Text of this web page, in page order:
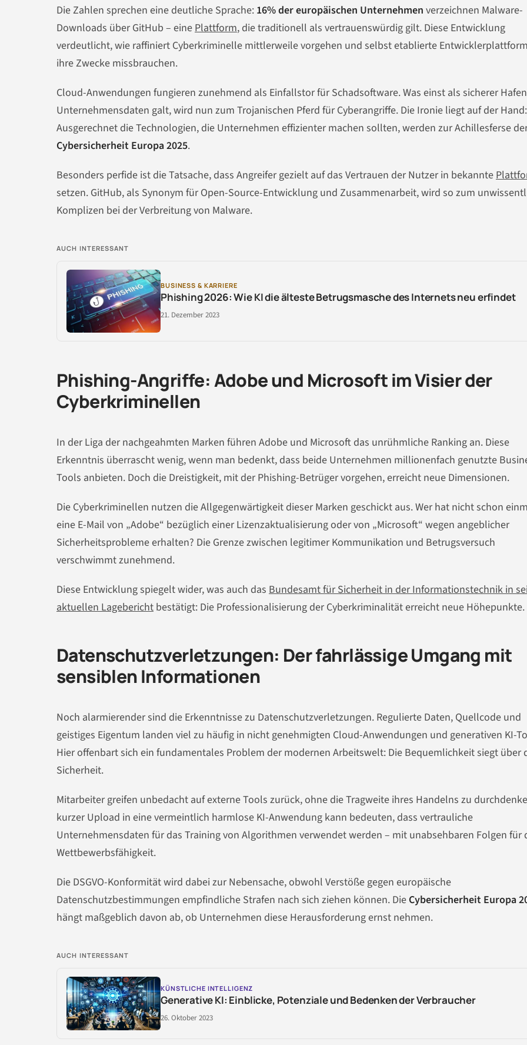
Die Zahlen sprechen eine deutliche Sprache: 16% der europäischen Unternehmen verzeichnen Malware-
Downloads über GitHub – einePlattform, die traditionell als vertrauenswürdig gilt. Diese Entwicklung
verdeutlicht, wie raffiniert Cyberkriminelle mittlerweile vorgehen und selbst etablierte
ihre Zwecke missbrauchen.
Cloud-Anwendungen fungieren zunehmend als Einfallstor für Schadsoftware. Was einst als sicherer
Unternehmensdaten galt, wird nun zum Trojanischen Pferd für Cyberangriffe. Die Ironie liegt auf der Hand:
Ausgerechnet die Technologien, die Unternehmen effizienter machen sollten, werden zur Achillesferse
Cybersicherheit Europa 2025.
Besonders perfide ist die Tatsache, dass Angreifer gezielt auf das Vertrauen der Nutzer in bekannte
setzen. GitHub, als Synonym für Open-Source-Entwicklung und Zusammenarbeit, wird so zum
Komplizen bei der Verbreitung von Malware.
AUCH INTERESSANT
BUSINESS & KARRIERE
Phishing 2026: Wie KI die älteste Betrugsmasche des Internets neu erfindet
21. Dezember 2023
Phishing-Angriffe: Adobe und Microsoft im Visier der
Cyberkriminellen
In der Liga der nachgeahmten Marken führen Adobe und Microsoft das unrühmliche Ranking an. Diese
Erkenntnis überrascht wenig, wenn man bedenkt, dass beide Unternehmen millionenfach genutzte
Tools anbieten. Doch die Dreistigkeit, mit der Phishing-Betrüger vorgehen, erreicht neue Dimensionen.
Die Cyberkriminellen nutzen die Allgegenwärtigkeit dieser Marken geschickt aus. Wer hat nicht schon
eine E-Mail von „Adobe“ bezüglich einer Lizenzaktualisierung oder von „Microsoft“ wegen angeblicher
Sicherheitsprobleme erhalten? Die Grenze zwischen legitimer Kommunikation und Betrugsversuch
verschwimmt zunehmend.
Diese Entwicklung spiegelt wider, was auch das Bundesamt für Sicherheit in der Informationstechnik in
aktuellen Lagebericht bestätigt: Die Professionalisierung der Cyberkriminalität erreicht neue Höhepunkte.
Datenschutzverletzungen: Der fahrlässige Umgang mit
sensiblen Informationen
Noch alarmierender sind die Erkenntnisse zu Datenschutzverletzungen. Regulierte Daten, Quellcode und
geistiges Eigentum landen viel zu häufig in nicht genehmigten Cloud-Anwendungen und generativen KI-
Hier offenbart sich ein fundamentales Problem der modernen Arbeitswelt: Die Bequemlichkeit siegt über
Sicherheit.
Mitarbeiter greifen unbedacht auf externe Tools zurück, ohne die Tragweite ihres Handelns zu
kurzer Upload in eine vermeintlich harmlose KI-Anwendung kann bedeuten, dass vertrauliche
Unternehmensdaten für das Training von Algorithmen verwendet werden – mit unabsehbaren Folgen für
Wettbewerbsfähigkeit.
Die DSGVO-Konformität wird dabei zur Nebensache, obwohl Verstöße gegen europäische
Datenschutzbestimmungen empfindliche Strafen nach sich ziehen können. Die Cybersicherheit Europa
hängt maßgeblich davon ab, ob Unternehmen diese Herausforderung ernst nehmen.
AUCH INTERESSANT
KÜNSTLICHE INTELLIGENZ
Generative KI: Einblicke, Potenziale und Bedenken der Verbraucher
26. Oktober 2023